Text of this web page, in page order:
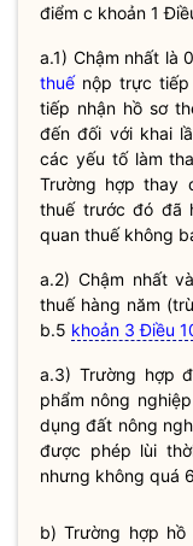
điểm c khoản 1
a.1) Chậm nhất là
thuếnộp trực tiếp
tiếp nhận hồ sơ
đến đối với khai
các yếu tố làm
Trường hợp thay
thuếtrước đó đã
quan thuếkhông
a.2) Chậm nhất
thuế hàng năm
b.5 khoản 3 Điều
a.3) Trường hợp
phẩm nông
dụng đất nông
được phép lùi
nhưng không quá
b) Trường hợp hồ